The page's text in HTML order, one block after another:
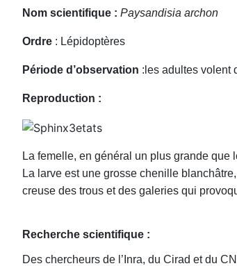
Nom scientifique : Paysandisia archon
Ordre : Lépidoptères
Période d’observation :les adultes volent
Reproduction :
La femelle, en général un plus grande
La larve est une grosse chenille
creuse des trous et des galeries qui
Recherche scientifique :
Des chercheurs de l’Inra, du Cirad et du